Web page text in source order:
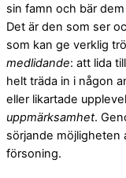
sin famn och bär dem
Det är den som ser
som kan ge verklig
medlidande: att lida
helt träda in i någon
eller likartade
uppmärksamhet.
sörjande möjligheten
försoning.